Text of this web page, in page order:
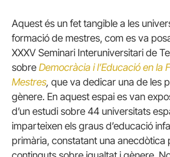
Aquest és un fet tangible a les
formació de mestres, com es va
XXXV Seminari Interuniversitari de
sobre Democràcia i l’Educació en la
Mestres, que va dedicar una de les
gènere. En aquest espai es van
d’un estudi sobre 44 universitats
imparteixen els graus d’educació
primària, constatant una anecdòtica